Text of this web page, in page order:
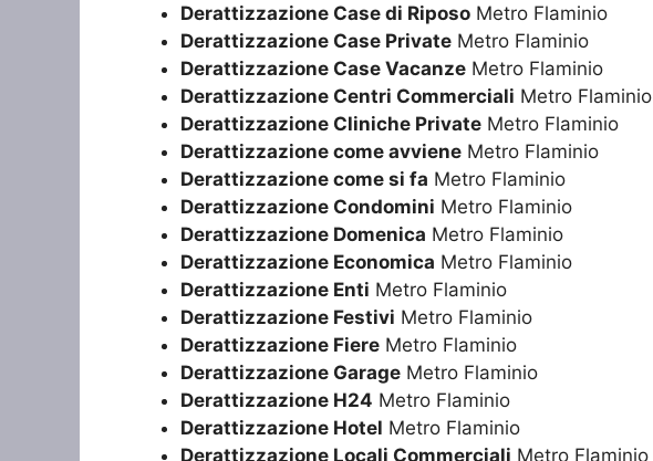
Derattizzazione Case di Riposo Metro Flaminio
Derattizzazione Case Private Metro Flaminio
Derattizzazione Case Vacanze Metro Flaminio
Derattizzazione Centri Commerciali Metro Flaminio
Derattizzazione Cliniche Private Metro Flaminio
Derattizzazione come avviene Metro Flaminio
Derattizzazione come si fa Metro Flaminio
Derattizzazione Condomini Metro Flaminio
Derattizzazione Domenica Metro Flaminio
Derattizzazione Economica Metro Flaminio
Derattizzazione Enti Metro Flaminio
Derattizzazione Festivi Metro Flaminio
Derattizzazione Fiere Metro Flaminio
Derattizzazione Garage Metro Flaminio
Derattizzazione H24 Metro Flaminio
Derattizzazione Hotel Metro Flaminio
Derattizzazione Locali Commerciali Metro Flaminio